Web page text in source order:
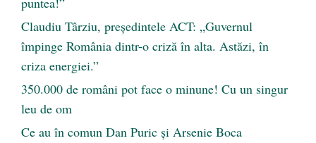
Claudiu Târziu, președintele ACT: „Guvernul
împinge România dintr-o criză în alta. Astăzi, în
criza energiei.”
350.000 de români pot face o minune! Cu un singur
leu de om
Ce au în comun Dan Puric şi Arsenie Boca